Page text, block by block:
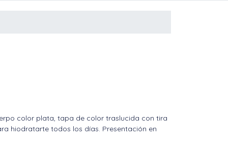
color plata, tapa de color traslucida con tira
hiodratarte todos los días. Presentación en